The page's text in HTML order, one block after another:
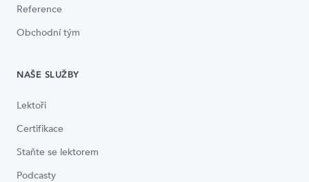
Reference
Obchodní tým
NAŠE SLUŽBY
Lektoři
Certifikace
Staňte se lektorem
Podcasty